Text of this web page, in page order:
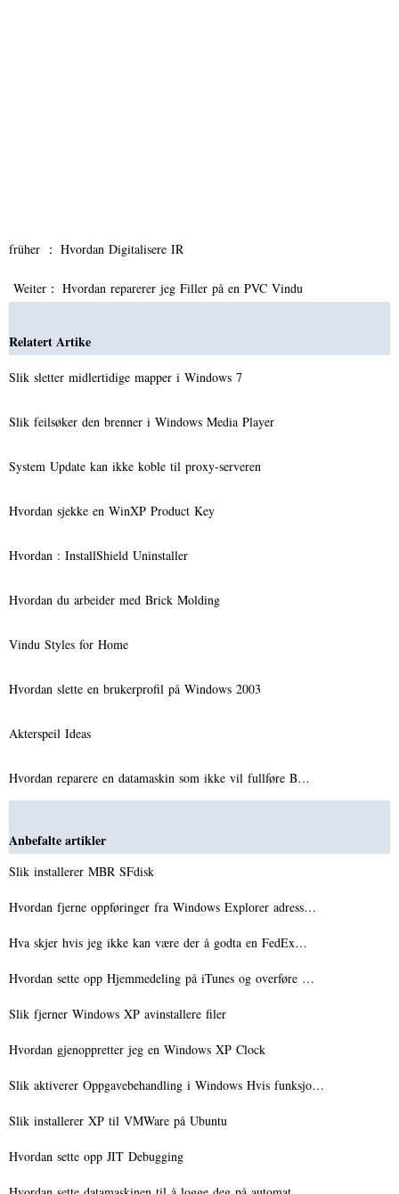
früher ： Hvordan Digitalisere IR
Weiter： Hvordan reparerer jeg Filler på en PVC Vindu
Relatert Artike
Slik sletter midlertidige mapper i Windows 7
Slik feilsøker den brenner i Windows Media Player
System Update kan ikke koble til proxy-serveren
Hvordan sjekke en WinXP Product Key
Hvordan : InstallShield Uninstaller
Hvordan du arbeider med Brick Molding
Vindu Styles for Home
Hvordan slette en brukerprofil på Windows 2003
Akterspeil Ideas
Hvordan reparere en datamaskin som ikke vil fullføre B…
Anbefalte artikler
Slik installerer MBR SFdisk
Hvordan fjerne oppføringer fra Windows Explorer adress…
Hva skjer hvis jeg ikke kan være der å godta en FedEx…
Hvordan sette opp Hjemmedeling på iTunes og overføre …
Slik fjerner Windows XP avinstallere filer
Hvordan gjenoppretter jeg en Windows XP Clock
Slik aktiverer Oppgavebehandling i Windows Hvis funksjo…
Slik installerer XP til VMWare på Ubuntu
Hvordan sette opp JIT Debugging